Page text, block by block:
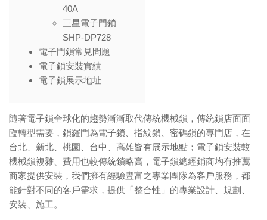
40A
三星電子門鎖
SHP-DP728
電子門鎖常見問題
電子鎖安裝實績
電子鎖展示地址
隨著電子鎖全球化的趨勢漸漸取代傳統機械鎖，傳統鎖店面面
臨轉型需要，鎖羅門為電子鎖、指紋鎖、密碼鎖的專門店，在
台北、新北、桃園、台中、高雄皆有展示地點；電子鎖安裝較
機械鎖複雜、費用也較傳統鎖略高，電子鎖總經銷商均有推薦
商家提供安裝，我們擁有經驗豐富之專業團隊為客戶服務，都
能針對不同的客戶需求，提供「整合性」的專業設計、規劃、
安裝、施工。